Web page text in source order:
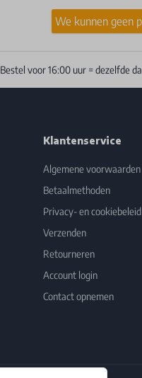
We kunnen geen
Bestel voor 16:00 uur = dezelfde
Klantenservice
Algemene voorwaarden
Betaalmethoden
Privacy- en cookiebeleid
Verzenden
Retourneren
Account login
Contact opnemen